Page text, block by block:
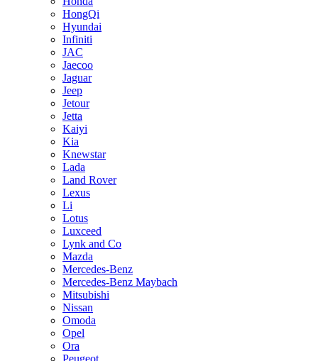
HongQi
Hyundai
Infiniti
JAC
Jaecoo
Jaguar
Jeep
Jetour
Jetta
Kaiyi
Kia
Knewstar
Lada
Land Rover
Lexus
Li
Lotus
Luxceed
Lynk and Co
Mazda
Mercedes-Benz
Mercedes-Benz Maybach
Mitsubishi
Nissan
Omoda
Opel
Ora
Peugeot